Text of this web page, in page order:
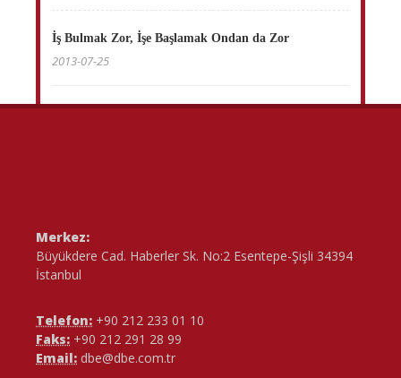
İş Bulmak Zor, İşe Başlamak Ondan da Zor
2013-07-25
Merkez:
Büyükdere Cad. Haberler Sk. No:2 Esentepe-Şişli 34394
İstanbul
Telefon: +90 212 233 01 10
Faks: +90 212 291 28 99
Email: dbe@dbe.com.tr